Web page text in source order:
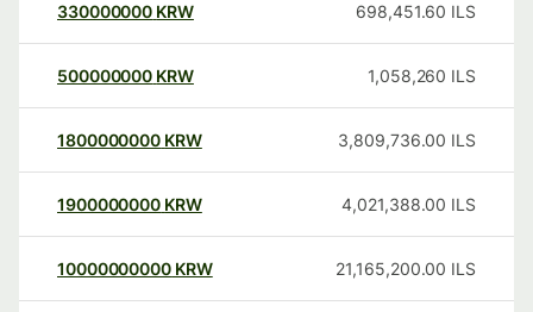
330000000 KRW 698,451.60 ILS
500000000 KRW 1,058,260 ILS
1800000000 KRW 3,809,736.00 ILS
1900000000 KRW 4,021,388.00 ILS
10000000000 KRW 21,165,200.00 ILS